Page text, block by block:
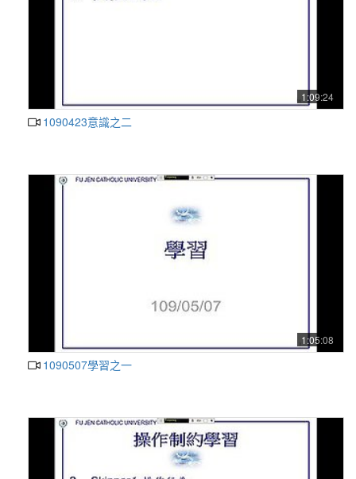
1:09:24
1090423意識之二
1:05:08
1090507學習之一